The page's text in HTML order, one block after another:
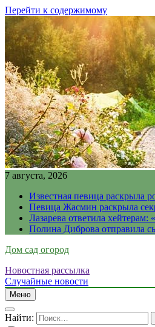
Перейти к содержимому
7 августа, 2026
Известная певица раскрыла
Певица Жасмин раскрыла
Лазарева ответила хейтерам:
Полина Диброва отправила
Дом сад огород
Новостная рассылка
Случайные новости
Меню
Найти: